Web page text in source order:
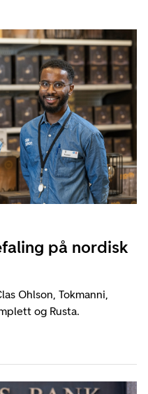
på nordisk
Ohlson, Tokmanni,
og Rusta.